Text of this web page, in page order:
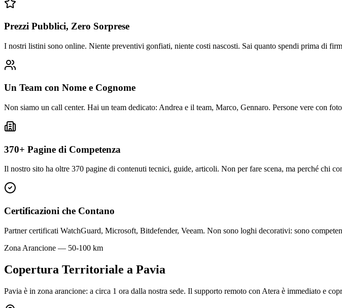
Prezzi Pubblici, Zero Sorprese
I nostri listini sono online. Niente preventivi gonfiati, niente costi nascosti. Sai quanto spendi prima di
Un Team con Nome e Cognome
Non siamo un call center. Hai un team dedicato: Andrea e il team, Marco, Gennaro. Persone vere con
370+ Pagine di Competenza
Il nostro sito ha oltre 370 pagine di contenuti tecnici, guide, articoli. Non per fare scena, ma perché chi
Certificazioni che Contano
Partner certificati WatchGuard, Microsoft, Bitdefender, Veeam. Non sono loghi decorativi: sono
Zona Arancione — 50-100 km
Copertura Territoriale a Pavia
Pavia è in zona arancione: a circa 1 ora dalla nostra sede. Il supporto remoto con Atera è immediato e